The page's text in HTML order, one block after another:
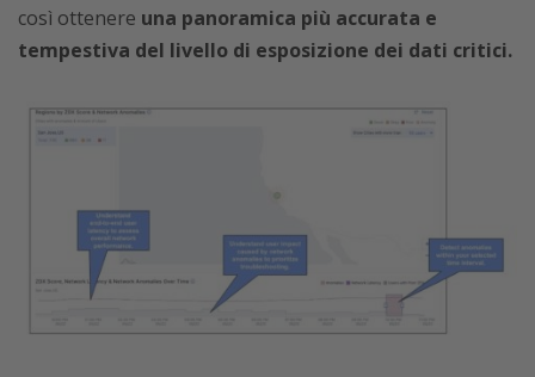
così ottenere una panoramica più accurata e
tempestiva del livello di esposizione dei dati critici.